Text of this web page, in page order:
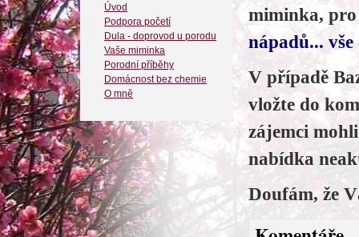
Úvod
Podpora početí
Dula - doprovod u porodu
Vaše miminka
Porodní příběhy
Domácnost bez chemie
O mně
miminka,
nápadů...
V případě
vložte do
zájemci
nabídka
Doufám, že